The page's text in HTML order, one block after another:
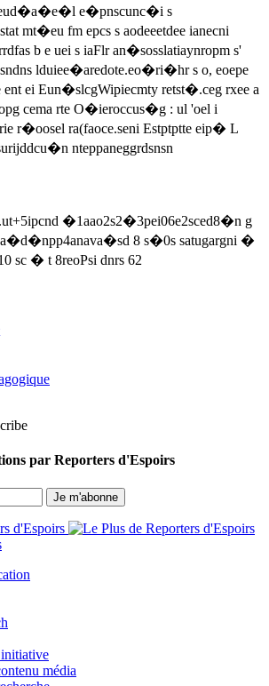
e�pnscunc�i s
mt�eu fm epcs s aodeeetdee ianecni
b e uei s iaFlr an�sosslatiaynropm s'
lduiee�aredote.eo�ri�hr s o, eoepe
ent ei Eun�slcgWipiecmty retst�.ceg rxee a
cema rte O�ieroccus�g : ul 'oel i
r�oosel ra(faoce.seni Estptptte eip� L
nteppaneggrdsnsn
�1aao2s2�3pei06e2sced8�n g
8 s�0s satugargni �
sc � t 8reoPsi dnrs 62
par Reporters d'Espoirs
initiative
média